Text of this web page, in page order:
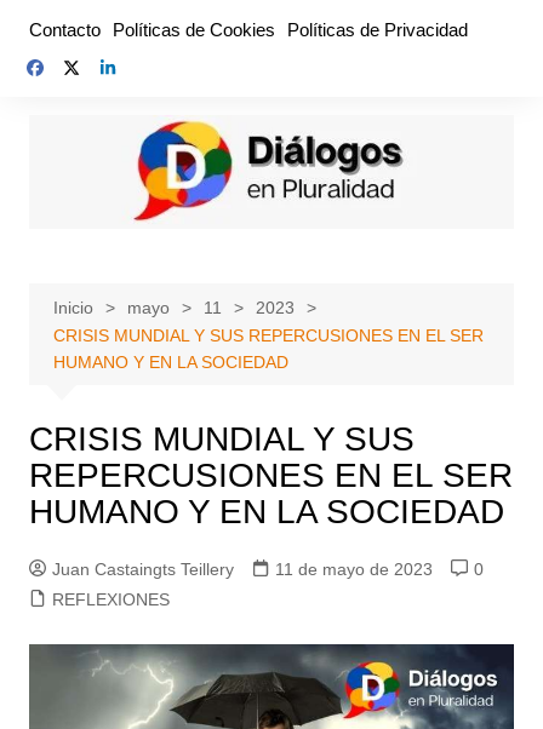
contenido
Contacto Políticas de Cookies Políticas de Privacidad
Inicio mayo 11
2023
CRISIS MUNDIAL Y SUS REPERCUSIONES EN EL SER
HUMANO Y EN LA SOCIEDAD
CRISIS MUNDIAL Y SUS
REPERCUSIONES EN EL SER
HUMANO Y EN LA SOCIEDAD
Juan Castaingts Teillery 11 de mayo de 2023
0
REFLEXIONES